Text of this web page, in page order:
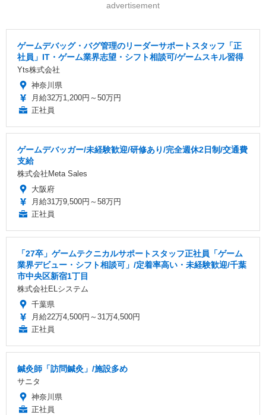
advertisement
ゲームデバッグ・バグ管理のリーダーサポートスタッフ「正
社員」IT・ゲーム業界志望・シフト相談可/ゲームスキル習得
Yts株式会社
神奈川県
月給32万1,200円～50万円
正社員
ゲームデバッガー/未経験歓迎/研修あり/完全週休2日制/交通費
支給
株式会社Meta Sales
大阪府
月給31万9,500円～58万円
正社員
「27卒」ゲームテクニカルサポートスタッフ正社員「ゲーム
業界デビュー・シフト相談可」/定着率高い・未経験歓迎/千葉
市中央区新宿1丁目
株式会社ELシステム
千葉県
月給22万4,500円～31万4,500円
正社員
鍼灸師「訪問鍼灸」/施設多め
サニタ
神奈川県
正社員